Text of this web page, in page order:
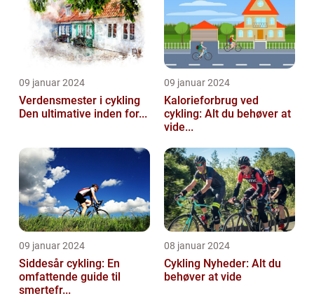
09 januar 2024
Verdensmester i cykling
Den ultimative inden for...
09 januar 2024
Kalorieforbrug ved
cykling: Alt du behøver at
vide...
09 januar 2024
Siddesår cykling: En
omfattende guide til
smertefr...
08 januar 2024
Cykling Nyheder: Alt du
behøver at vide